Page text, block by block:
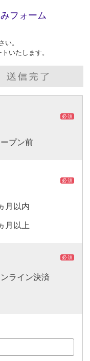
フォーム
い。
いたします。
必須
プン前
必須
月以内
月以上
必須
ライン決済